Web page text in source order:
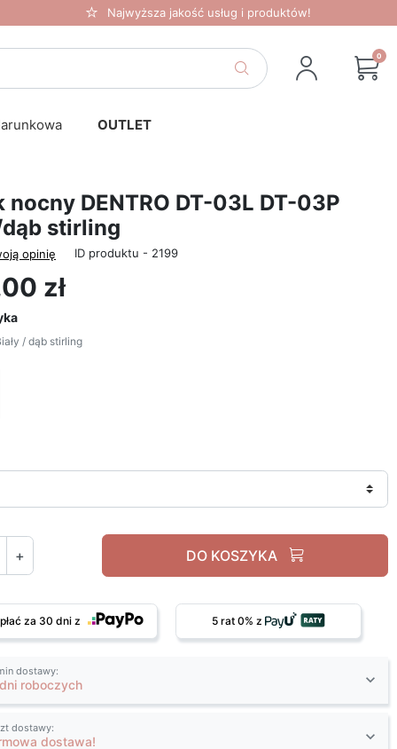
Najwyższa jakość usług i produktów!
0
OUTLET
nocny DENTRO DT-03L DT-03P
dąb stirling
opinię ID produktu - 2199
zł
/ dąb stirling
/ dąb stirling
+ DO KOSZYKA
za 30 dni z 5 rat 0% z
dostawy:
roboczych
dostawy:
dostawa!